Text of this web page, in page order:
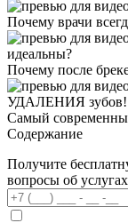
Почему врачи
Почему после
Самый
Содержание
Получите
вопросы об